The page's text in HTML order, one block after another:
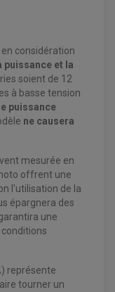
/ SSV
/ SSV
/ SSV
QUAD
CROSS ET
considération
puissance et la
soient de 12
à basse tension
puissance
ne causera
mesurée en
offrent une
l'utilisation de la
épargnera des
une
représente
tourner un